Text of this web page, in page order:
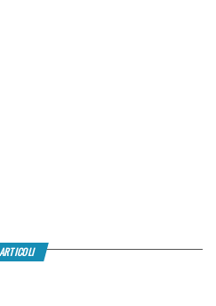
ARTICOLI